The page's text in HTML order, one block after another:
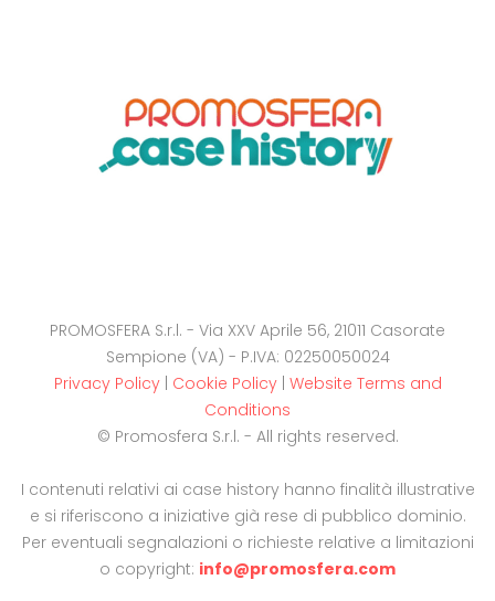
PROMOSFERA S.r.l. - Via XXV Aprile 56, 21011 Casorate
Sempione (VA) - P.IVA: 02250050024
Privacy Policy| Cookie Policy| Website Terms and
Conditions
© Promosfera S.r.l. - All rights reserved.
I contenuti relativi ai case history hanno finalità illustrative
e si riferiscono a iniziative già rese di pubblico dominio.
Per eventuali segnalazioni o richieste relative a limitazioni
o copyright: info@promosfera.com